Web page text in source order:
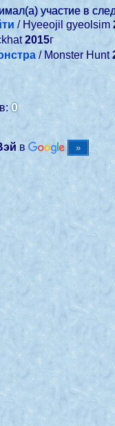
участие в
/ Hyeeojil gyeolsim
2015г
/ Monster Hunt
0
в